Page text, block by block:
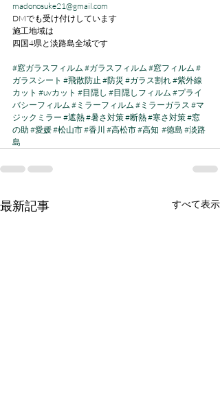
madonosuke21@gmail.com
DMでも受け付けしています
施工地域は
四国4県と淡路島全域です
#窓ガラスフィルム #ガラスフィルム #窓フィルム #
ガラスシート #飛散防止 #防災 #ガラス割れ#紫外線
カット #uvカット #目隠し #目隠しフィルム #プライ
バシーフィルム #ミラーフィルム #ミラーガラス #マ
ジックミラー #遮熱#暑さ対策#断熱#寒さ対策#窓
の助 #愛媛#松山市#香川 #高松市#高知 #徳島 #淡路
島
最新記事 すべて表示